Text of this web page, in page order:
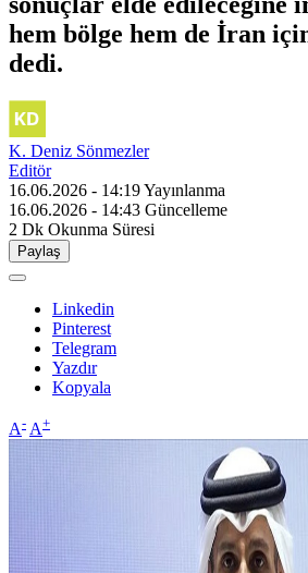
hem bölge hem de İran
dedi.
K. Deniz Sönmezler
Editör
16.06.2026 - 14:19Yayınlanma
16.06.2026 - 14:43 Güncelleme
2 Dk Okunma Süresi
Paylaş
Linkedin
Pinterest
Telegram
Yazdır
Kopyala
A- A+